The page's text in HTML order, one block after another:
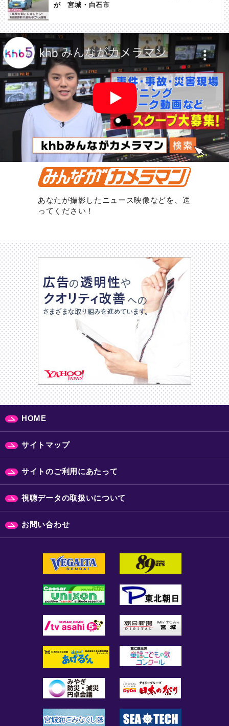
が 宮城・白石市
あなたが撮影したニュース映像などを、送
ってください！
HOME
サイトマップ
サイトのご利用にあたって
視聴データの取扱いについて
お問い合わせ